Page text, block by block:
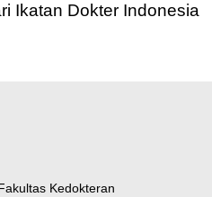
Ikatan Dokter Indonesia
Kedokteran